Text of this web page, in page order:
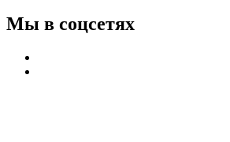
Мы в соцсетях